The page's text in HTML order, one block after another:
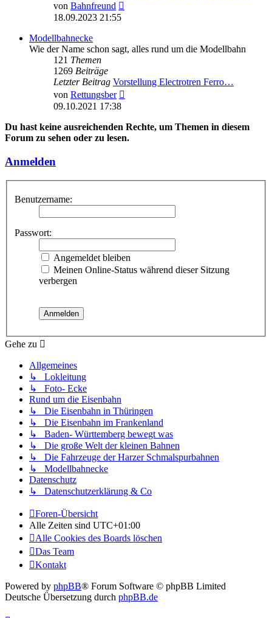
von Bahnfreund
18.09.2023 21:55
Modellbahnecke
Wie der Name schon sagt, alles rund um die Modellbahn
121 Themen
1269 Beiträge
Letzter Beitrag Vorstellung Electrotren Ferro…
von Rettungsber
09.10.2021 17:38
Du hast keine ausreichenden Rechte, um Themen in diesem
Forum zu sehen oder zu lesen.
Anmelden
Benutzername:
Passwort:
Angemeldet bleiben
Meinen Online-Status während dieser Sitzung
verbergen
Gehe zu
Allgemeines
↳ Lokleitung
↳ Foto- Ecke
Rund um die Eisenbahn
↳ Die Eisenbahn in Thüringen
↳ Die Eisenbahn im Frankenland
↳ Baden- Württemberg bewegt was
↳ Die große Welt der kleinen Bahnen
↳ Die Fahrzeuge der Harzer Schmalspurbahnen
↳ Modellbahnecke
Datenschutz
↳ Datenschutzerklärung & Co
Foren-Übersicht
Alle Zeiten sind UTC+01:00
Alle Cookies des Boards löschen
Das Team
Kontakt
Powered by phpBB® Forum Software © phpBB Limited
Deutsche Übersetzung durch phpBB.de